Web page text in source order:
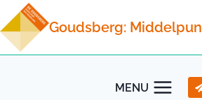
Doorgaan
naar
inhoud
Goudsberg:
MENU